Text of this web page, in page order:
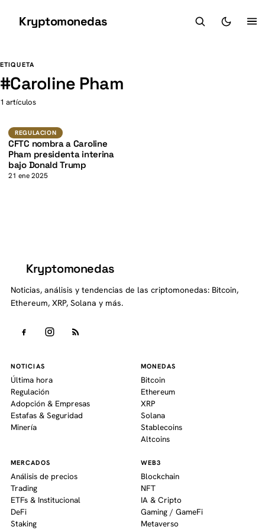
Kryptomonedas
ETIQUETA
#Caroline Pham
1 artículos
Regulacion
K
REGULACION
CFTC nombra a Caroline
Pham presidenta interina
bajo Donald Trump
21 ene 2025
Kryptomonedas
Noticias, análisis y tendencias de las criptomonedas: Bitcoin,
Ethereum, XRP, Solana y más.
NOTICIAS
Última hora
Regulación
Adopción & Empresas
Estafas & Seguridad
Minería
MONEDAS
Bitcoin
Ethereum
XRP
Solana
Stablecoins
Altcoins
MERCADOS
Análisis de precios
Trading
ETFs & Institucional
DeFi
Staking
WEB3
Blockchain
NFT
IA & Cripto
Gaming / GameFi
Metaverso